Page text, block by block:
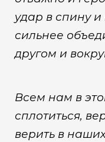
удар в спину и
сильнее
другом и
Всем нам в
сплотиться,
верить в